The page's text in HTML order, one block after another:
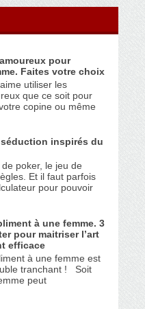
pour
Faites votre choix
utiliser les
que ce soit pour
copine ou même
inspirés du
poker, le jeu de
Et il faut parfois
pour pouvoir
à une femme. 3
pour maitriser l’art
efficace
à une femme est
tranchant ! Soit
peut